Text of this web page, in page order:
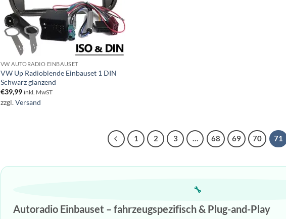
VW AUTORADIO EINBAUSET
VW Up Radioblende Einbauset 1 DIN
Schwarz glänzend
€39,99 inkl. MwST
zzgl.Versand
1 2 3 … 68 69 70 71
🔧
Autoradio Einbauset – fahrzeugspezifisch & Plug-and-Play